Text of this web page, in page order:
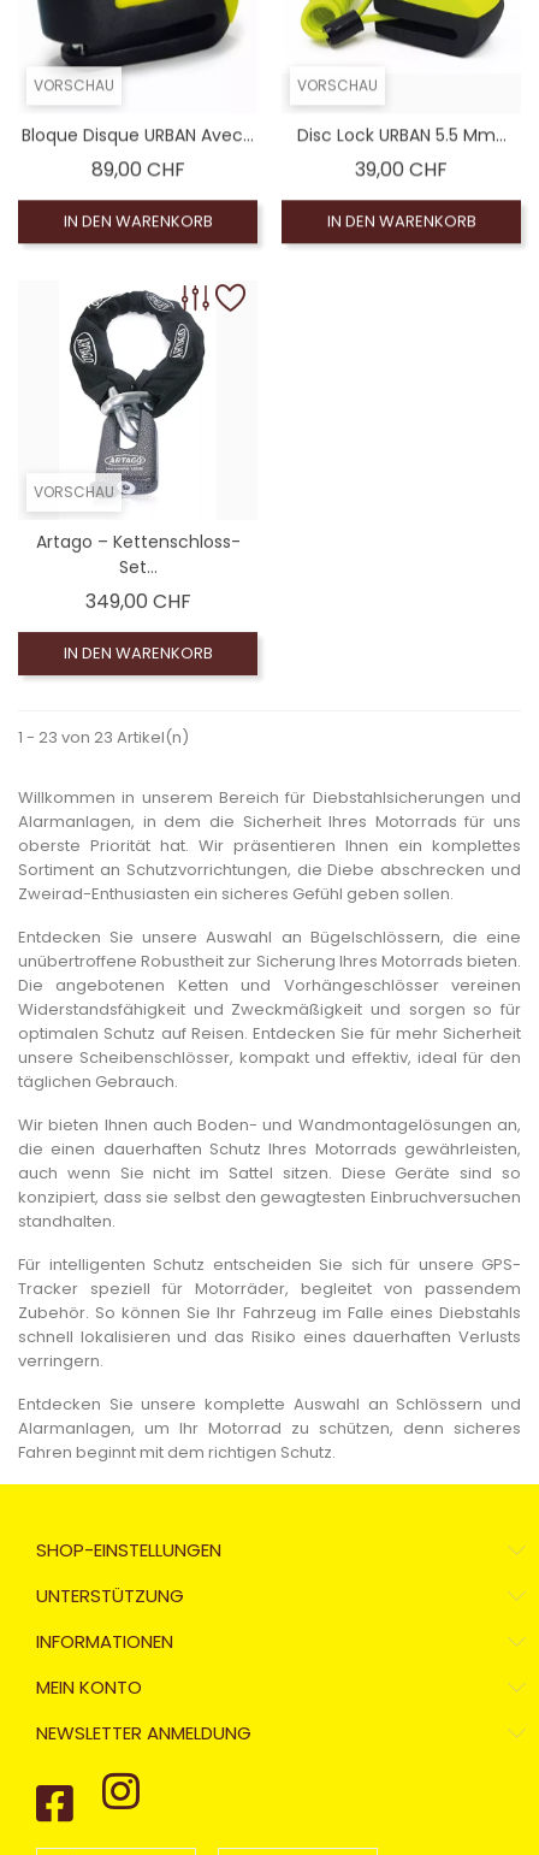
VORSCHAU
Bloque Disque URBAN Avec...
89,00 CHFPreis
IN DEN WARENKORB
VORSCHAU
Disc Lock URBAN 5.5 Mm...
39,00 CHF
IN DEN WARENKORB
VORSCHAU
Artago – Kettenschloss-
Set...
349,00 CHFPreis
IN DEN WARENKORB
1 - 23 von 23 Artikel(n)
Willkommen in unserem Bereich für Diebstahlsicherungen und
Alarmanlagen, in dem die Sicherheit Ihres Motorrads für uns
oberste Priorität hat. Wir präsentieren Ihnen ein komplettes
Sortiment an Schutzvorrichtungen, die Diebe abschrecken und
Zweirad-Enthusiasten ein sicheres Gefühl geben sollen.
Entdecken Sie unsere Auswahl an Bügelschlössern, die eine
unübertroffene Robustheit zur Sicherung Ihres Motorrads bieten.
Die angebotenen Ketten und Vorhängeschlösser vereinen
Widerstandsfähigkeit und Zweckmäßigkeit und sorgen so für
optimalen Schutz auf Reisen. Entdecken Sie für mehr Sicherheit
unsere Scheibenschlösser, kompakt und effektiv, ideal für den
täglichen Gebrauch.
Wir bieten Ihnen auch Boden- und Wandmontagelösungen an,
die einen dauerhaften Schutz Ihres Motorrads gewährleisten,
auch wenn Sie nicht im Sattel sitzen. Diese Geräte sind so
konzipiert, dass sie selbst den gewagtesten Einbruchversuchen
standhalten.
Für intelligenten Schutz entscheiden Sie sich für unsere GPS-
Tracker speziell für Motorräder, begleitet von passendem
Zubehör. So können Sie Ihr Fahrzeug im Falle eines Diebstahls
schnell lokalisieren und das Risiko eines dauerhaften Verlusts
verringern.
Entdecken Sie unsere komplette Auswahl an Schlössern und
Alarmanlagen, um Ihr Motorrad zu schützen, denn sicheres
Fahren beginnt mit dem richtigen Schutz.
SHOP-EINSTELLUNGEN
UNTERSTÜTZUNG
INFORMATIONEN
MEIN KONTO
NEWSLETTER ANMELDUNG